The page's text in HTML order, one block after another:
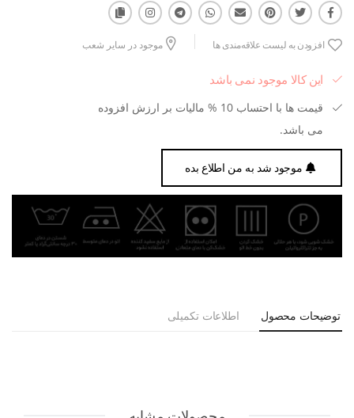
افزودن به لیست علاقه‌مندی ها موجود در سایر شعب
این کالا موجود نمی باشد
قیمت ها با احتساب 10 % مالیات بر ارزش افزوده
می باشد.
موجود شد به من اطلاع بده
توضیحات محصول اطلاعات تکمیلی